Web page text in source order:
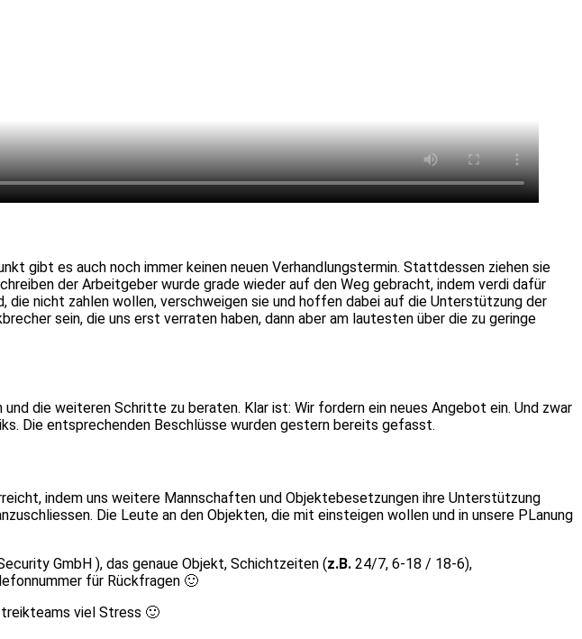
gibt es auch noch immer keinen neuen Verhandlungstermin. Stattdessen ziehen sie
der Arbeitgeber wurde grade wieder auf den Weg gebracht, indem verdi dafür
nicht zahlen wollen, verschweigen sie und hoffen dabei auf die Unterstützung der
sein, die uns erst verraten haben, dann aber am lautesten über die zu geringe
die weiteren Schritte zu beraten. Klar ist: Wir fordern ein neues Angebot ein. Und zwar
Die entsprechenden Beschlüsse wurden gestern bereits gefasst.
indem uns weitere Mannschaften und Objektebesetzungen ihre Unterstützung
Die Leute an den Objekten, die mit einsteigen wollen und in unsere PLanung
GmbH ), das genaue Objekt, Schichtzeiten (z.B. 24/7, 6-18 / 18-6),
für Rückfragen 🙂
viel Stress 🙂